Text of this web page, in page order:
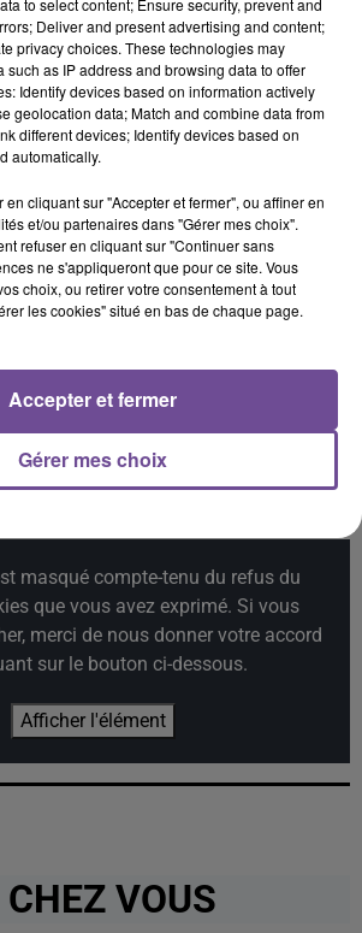
16h55
16h55
SOUND OF LEGEND
16h49
16h49
16h42
16h42
NAIKA
One Track Mind
16h38
16h38
masqué compte-tenu du refus du
que vous avez exprimé. Si vous
merci de nous donner votre accord
sur le bouton ci-dessous.
Afficher l'élément
VOUS
Deliver and present advertising and content;
privacy choices. These technologies may
such as IP address and browsing data to offer
Identify devices based on information actively
geolocation data; Match and combine data from
different devices; Identify devices based on
automatically.
en cliquant sur "Accepter et fermer", ou affiner en
et/ou partenaires dans "Gérer mes choix".
refuser en cliquant sur "Continuer sans
ne s'appliqueront que pour ce site. Vous
choix, ou retirer votre consentement à tout
les cookies" situé en bas de chaque page.
Gérer mes choix
Accepter et fermer